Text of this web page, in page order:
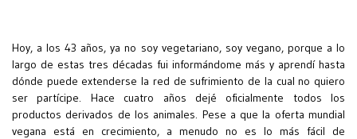
Hoy, a los 43 años, ya no soy vegetariano, soy vegano, porque a lo
largo de estas tres décadas fui informándome más y aprendí hasta
dónde puede extenderse la red de sufrimiento de la cual no quiero
ser partícipe. Hace cuatro años dejé oficialmente todos los
productos derivados de los animales. Pese a que la oferta mundial
vegana está en crecimiento, a menudo no es lo más fácil de